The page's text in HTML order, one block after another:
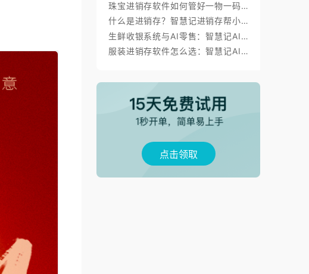
珠宝进销存软件如何管好一物一码、金价调价与标签打印？
什么是进销存？智慧记进销存帮小微商户理顺开单、库存与对账
生鲜收银系统与AI零售：智慧记AI零售称重收银、库存、会员经营方案
服装进销存软件怎么选：智慧记AI批量录入、齐色齐码开单与库存管理
点击领取